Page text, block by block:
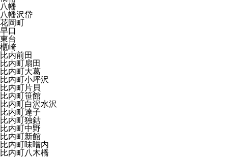
八幡
八幡沢岱
花岡町
早口
東台
櫃崎
比内前田
比内町扇田
比内町大葛
比内町小坪沢
比内町片貝
比内町笹館
比内町白沢水沢
比内町達子
比内町独鈷
比内町中野
比内町新館
比内町味噌内
比内町八木橋